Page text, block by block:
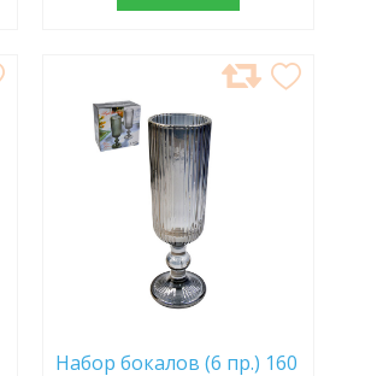
В
ИЗБРАННОЕ
Набор бокалов (6 пр.) 160